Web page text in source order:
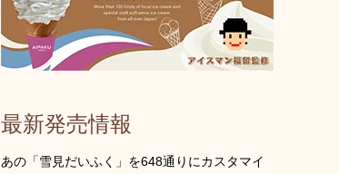
最新発売情報
あの「雪見だいふく」を648通りにカスタマイ